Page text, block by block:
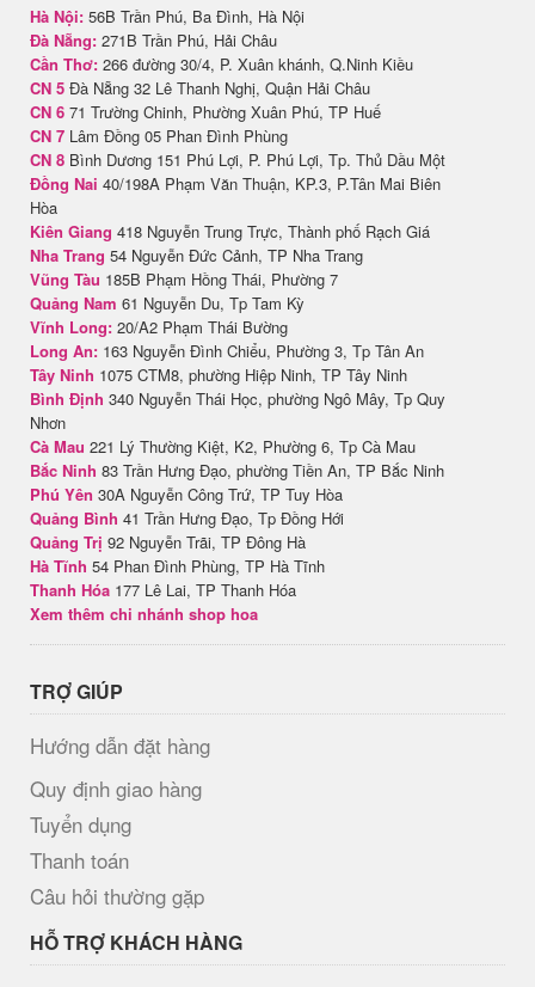
Hà Nội: 56B Trần Phú, Ba Đình, Hà Nội
Đà Nẵng: 271B Trần Phú, Hải Châu
Cần Thơ: 266 đường 30/4, P. Xuân khánh, Q.Ninh Kiều
CN 5 Đà Nẵng 32 Lê Thanh Nghị, Quận Hải Châu
CN 6 71 Trường Chinh, Phường Xuân Phú, TP Huế
CN 7 Lâm Đồng 05 Phan Đình Phùng
CN 8 Bình Dương 151 Phú Lợi, P. Phú Lợi, Tp. Thủ Dầu Một
Đồng Nai 40/198A Phạm Văn Thuận, KP.3, P.Tân Mai Biên
Hòa
Kiên Giang 418 Nguyễn Trung Trực, Thành phố Rạch Giá
Nha Trang 54 Nguyễn Đức Cảnh, TP Nha Trang
Vũng Tàu 185B Phạm Hồng Thái, Phường 7
Quảng Nam 61 Nguyễn Du, Tp Tam Kỳ
Vĩnh Long: 20/A2 Phạm Thái Bường
Long An: 163 Nguyễn Đình Chiểu, Phường 3, Tp Tân An
Tây Ninh 1075 CTM8, phường Hiệp Ninh, TP Tây Ninh
Bình Định 340 Nguyễn Thái Học, phường Ngô Mây, Tp Quy
Nhơn
Cà Mau 221 Lý Thường Kiệt, K2, Phường 6, Tp Cà Mau
Bắc Ninh 83 Trần Hưng Đạo, phường Tiền An, TP Bắc Ninh
Phú Yên 30A Nguyễn Công Trứ, TP Tuy Hòa
Quảng Bình 41 Trần Hưng Đạo, Tp Đồng Hới
Quảng Trị 92 Nguyễn Trãi, TP Đông Hà
Hà Tĩnh 54 Phan Đình Phùng, TP Hà Tĩnh
Thanh Hóa 177 Lê Lai, TP Thanh Hóa
Xem thêm chi nhánh shop hoa
TRỢ GIÚP
Hướng dẫn đặt hàng
Quy định giao hàng
Tuyển dụng
Thanh toán
Câu hỏi thường gặp
HỖ TRỢ KHÁCH HÀNG